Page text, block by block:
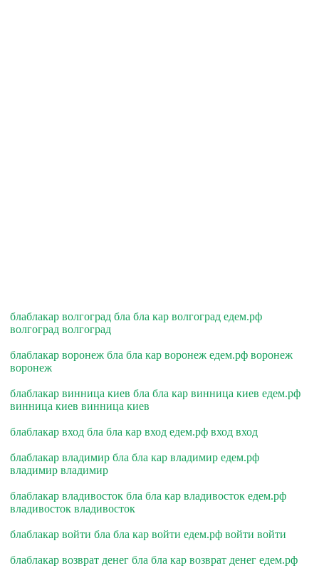
блаблакар волгоград бла бла кар волгоград едем.рф
волгоград волгоград
блаблакар воронеж бла бла кар воронеж едем.рф воронеж
воронеж
блаблакар винница киев бла бла кар винница киев едем.рф
винница киев винница киев
блаблакар вход бла бла кар вход едем.рф вход вход
блаблакар владимир бла бла кар владимир едем.рф
владимир владимир
блаблакар владивосток бла бла кар владивосток едем.рф
владивосток владивосток
блаблакар войти бла бла кар войти едем.рф войти войти
блаблакар возврат денег бла бла кар возврат денег едем.рф